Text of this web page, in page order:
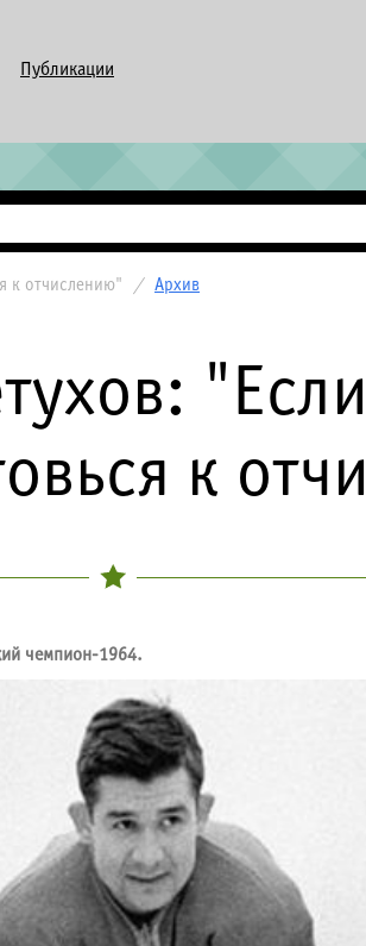
Публикации
к отчислению" / Архив
к
чемпион-1964.